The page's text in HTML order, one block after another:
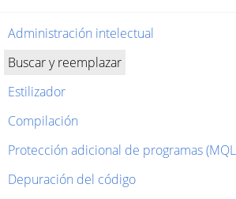
Administración intelectual
Buscar y reemplazar
Estilizador
Compilación
Protección adicional de programas
Depuración del código